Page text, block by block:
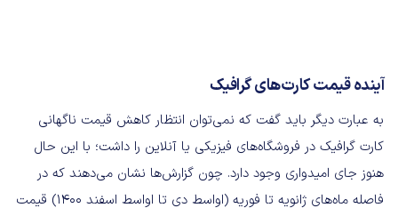
آینده قیمت کارت‌های گرافیک
به عبارت دیگر باید گفت که نمی‌توان انتظار کاهش قیمت ناگهانی
کارت گرافیک در فروشگاه‌های فیزیکی یا آنلاین را داشت؛ با این حال
هنوز جای امیدواری وجود دارد. چون گزارش‌ها نشان می‌دهند که در
فاصله ماه‌های ژانویه تا فوریه (اواسط دی تا اواسط اسفند ۱۴۰۰) قیمت